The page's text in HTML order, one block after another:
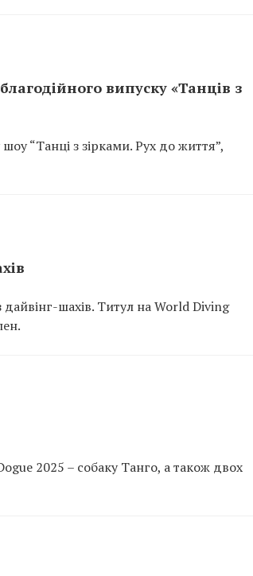
випуску «Танців з
“Танці з зірками. Рух до життя”,
шахів. Титул на World Diving
2025 – собаку Танго, а також двох